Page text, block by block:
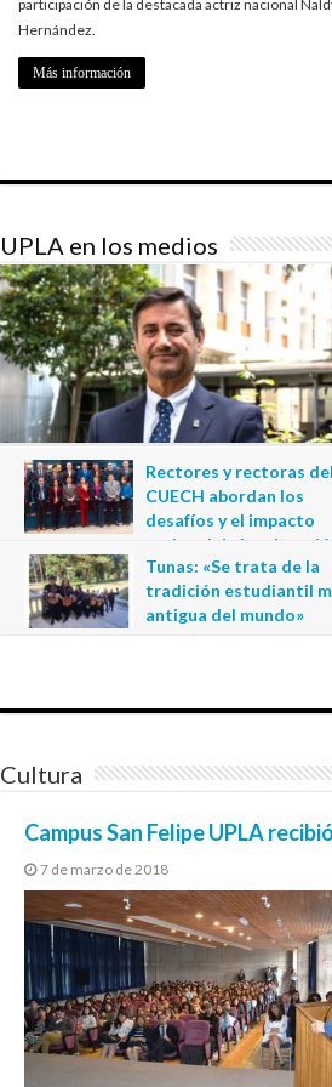
participación de la destacada actriz nacional
Hernández.
Más información
UPLA en los medios
Rectores y rectoras
CUECH abordan los
desafíos y el impacto
regional de la
estatal en Tarapacá
20 de julio de 2026
Tunas: «Se trata de la
tradición estudiantil
antigua del mundo»
Cultura
Campus San Felipe UPLA
7 de marzo de 2018